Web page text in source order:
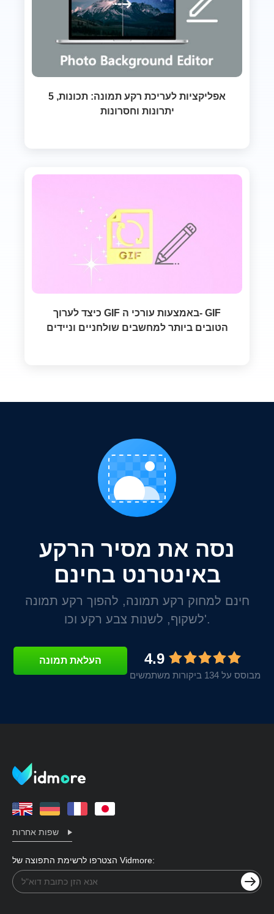
5 אפליקציות לעריכת רקע תמונה: תכונות,
יתרונות וחסרונות
כיצד לערוך GIF באמצעות עורכי ה- GIF
הטובים ביותר למחשבים שולחניים וניידים
נסה את מסיר הרקע
באינטרנט בחינם
חינם למחוק רקע תמונה, להפוך רקע תמונה
לשקוף, לשנות צבע רקע וכו'.
העלאת תמונה 4.9
מבוסס על 134 ביקורות משתמשים
שפות אחרות
הצטרפו לרשימת התפוצה של Vidmore: